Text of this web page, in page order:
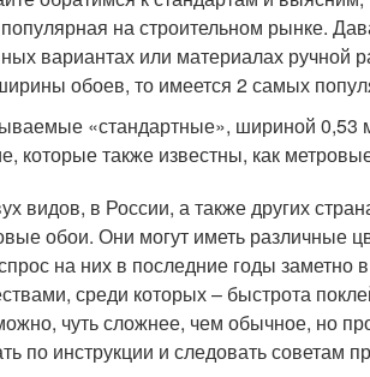
на строительном рынке.
вариантах или материалах ручной
обоев, то имеется 2 самых
«стандартные», шириной 0,53
которые также известны, как
видов, в России, а также других
обои. Они могут иметь различные
на них в последние годы
среди которых – быстрота
чуть сложнее, чем обычное, но
по инструкции и следовать советам